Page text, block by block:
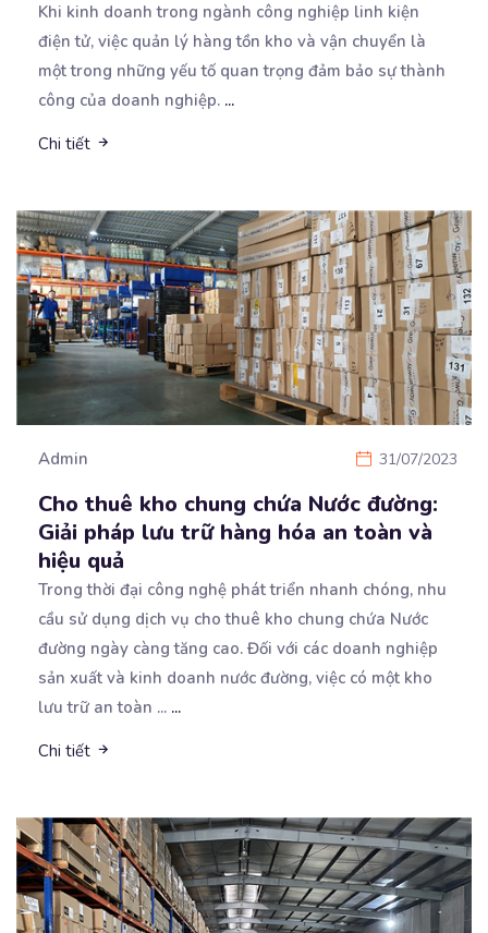
Khi kinh doanh trong ngành công nghiệp linh kiện
điện tử, việc quản lý hàng tồn kho và vận chuyển là
một trong những yếu tố quan trọng đảm bảo sự thành
công của doanh nghiệp. ...
Chi tiết
Admin 31/07/2023
Cho thuê kho chung chứa Nước đường:
Giải pháp lưu trữ hàng hóa an toàn và
hiệu quả
Trong thời đại công nghệ phát triển nhanh chóng, nhu
cầu sử dụng dịch vụ cho thuê kho chung chứa Nước
đường ngày càng tăng cao. Đối với các doanh nghiệp
sản xuất và kinh doanh nước đường, việc có một kho
lưu trữ an toàn ... ...
Chi tiết